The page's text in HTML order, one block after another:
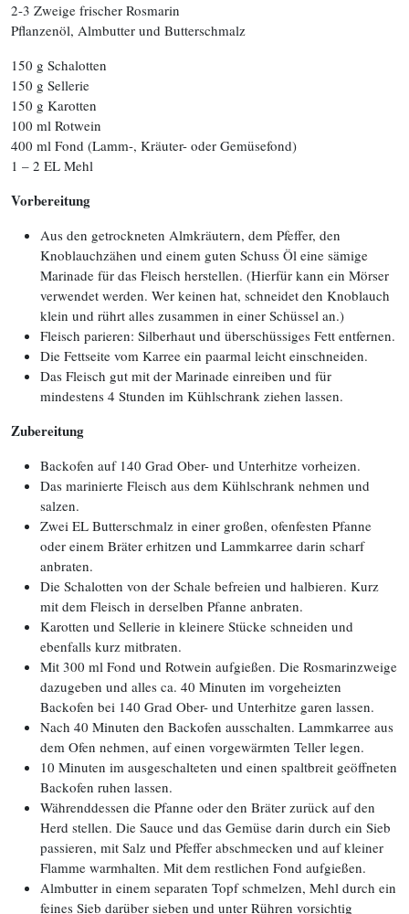
2-3 Zweige frischer Rosmarin
Pflanzenöl, Almbutter und Butterschmalz
150 g Schalotten
150 g Sellerie
150 g Karotten
100 ml Rotwein
400 ml Fond (Lamm-, Kräuter- oder Gemüsefond)
1 – 2 EL Mehl
Vorbereitung
Aus den getrockneten Almkräutern, dem Pfeffer, den
Knoblauchzähen und einem guten Schuss Öl eine sämige
Marinade für das Fleisch herstellen. (Hierfür kann ein Mörser
verwendet werden. Wer keinen hat, schneidet den Knoblauch
klein und rührt alles zusammen in einer Schüssel an.)
Fleisch parieren: Silberhaut und überschüssiges Fett entfernen.
Die Fettseite vom Karree ein paarmal leicht einschneiden.
Das Fleisch gut mit der Marinade einreiben und für
mindestens 4 Stunden im Kühlschrank ziehen lassen.
Zubereitung
Backofen auf 140 Grad Ober- und Unterhitze vorheizen.
Das marinierte Fleisch aus dem Kühlschrank nehmen und
salzen.
Zwei EL Butterschmalz in einer großen, ofenfesten Pfanne
oder einem Bräter erhitzen und Lammkarree darin scharf
anbraten.
Die Schalotten von der Schale befreien und halbieren. Kurz
mit dem Fleisch in derselben Pfanne anbraten.
Karotten und Sellerie in kleinere Stücke schneiden und
ebenfalls kurz mitbraten.
Mit 300 ml Fond und Rotwein aufgießen. Die Rosmarinzweige
dazugeben und alles ca. 40 Minuten im vorgeheizten
Backofen bei 140 Grad Ober- und Unterhitze garen lassen.
Nach 40 Minuten den Backofen ausschalten. Lammkarree aus
dem Ofen nehmen, auf einen vorgewärmten Teller legen.
10 Minuten im ausgeschalteten und einen spaltbreit geöffneten
Backofen ruhen lassen.
Währenddessen die Pfanne oder den Bräter zurück auf den
Herd stellen. Die Sauce und das Gemüse darin durch ein Sieb
passieren, mit Salz und Pfeffer abschmecken und auf kleiner
Flamme warmhalten. Mit dem restlichen Fond aufgießen.
Almbutter in einem separaten Topf schmelzen, Mehl durch ein
feines Sieb darüber sieben und unter Rühren vorsichtig